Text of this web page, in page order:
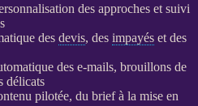
des approches et suivi
des devis, des impayéset des
des e-mails, brouillons de
délicats
pilotée, du brief à la mise en